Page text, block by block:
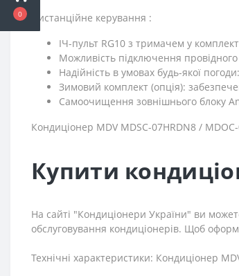
0
Дистанційне керування :
ІЧ-пульт RG10 з тримачем у
Можливість підключення
Надійність в умовах будь-якої погоди:
Зимовий комплект (опція):
Самоочищення зовнішнього блоку
Кондиціонер MDV MDSC-07HRDN8 /
Купити
На сайті "Кондиціонери України" ви
обслуговування кондиціонерів. Щоб
Технічні характеристики: Кондиціонер